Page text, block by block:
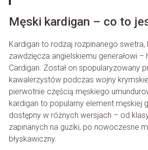
Męski kardigan – co to
Kardigan to rodzaj rozpinanego
zawdzięcza angielskiemu generałowi –
Cardigan. Został on spopularyzowany
kawalerzystów podczas wojny
pierwotnie częścią męskiego
kardigan to popularny element męskiej
dostępny w różnych wersjach – od
zapinanych na guziki, po nowoczesne
błyskawiczny.